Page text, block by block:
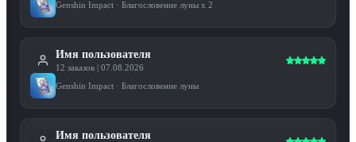
Genshin Impact · Благословение луны x 2
Имя пользователя
12 заказов | 07.08.2026
Genshin Impact · Благословение луны
Имя пользователя